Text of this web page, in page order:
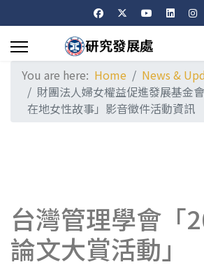
You are here: Home
News &
財團法人婦女權益促進發展基金
在地女性故事」影音徵件活動資訊
台灣管理學會「
論文大賞活動」